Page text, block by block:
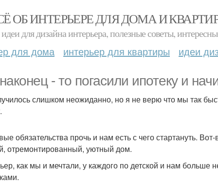
ОБ ИНТЕРЬЕРЕ ДЛЯ ДОМА И
для дизайна интерьера, полезные советы,
для дома интерьер для квартиры идеи
- то погасили ипотеку и
слишком неожиданно, но я не верю что мы так
обязательства прочь и нам есть с чего стартануть.
отремонтированный, уютный дом.
как мы и мечтали, у каждого по детской и нам больше